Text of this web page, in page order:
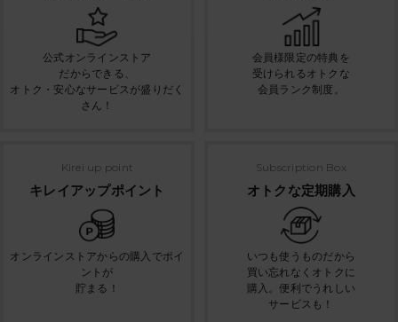
公式オンラインストア
だからできる、
オトク・安心なサービスが盛りだく
さん！
会員様限定の特典を
受けられるオトクな
会員ランク制度。
Kirei up point
キレイアップポイント
オンラインストアからの購入でポイ
ントが
貯まる！
Subscription Box
オトクな定期購入
いつも使うものだから
買い忘れなくオトクに
購入。便利でうれしい
サービスも！